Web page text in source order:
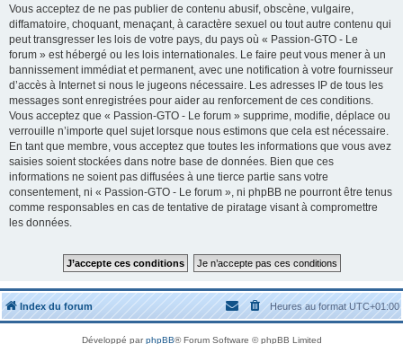
Vous acceptez de ne pas publier de contenu abusif, obscène, vulgaire,
diffamatoire, choquant, menaçant, à caractère sexuel ou tout autre contenu qui
peut transgresser les lois de votre pays, du pays où « Passion-GTO - Le
forum » est hébergé ou les lois internationales. Le faire peut vous mener à un
bannissement immédiat et permanent, avec une notification à votre fournisseur
d’accès à Internet si nous le jugeons nécessaire. Les adresses IP de tous les
messages sont enregistrées pour aider au renforcement de ces conditions.
Vous acceptez que « Passion-GTO - Le forum » supprime, modifie, déplace ou
verrouille n’importe quel sujet lorsque nous estimons que cela est nécessaire.
En tant que membre, vous acceptez que toutes les informations que vous avez
saisies soient stockées dans notre base de données. Bien que ces
informations ne soient pas diffusées à une tierce partie sans votre
consentement, ni « Passion-GTO - Le forum », ni phpBB ne pourront être tenus
comme responsables en cas de tentative de piratage visant à compromettre
les données.
Index du forum Heures au formatUTC+01:00
Développé parphpBB® Forum Software © phpBB Limited